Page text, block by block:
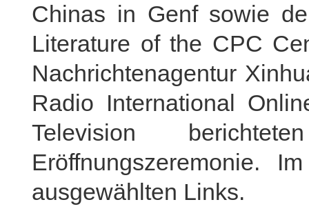
Chinas in Genf sowie
Literature of the CPC
Nachrichtenagentur
Radio International
Television
Eröffnungszeremonie.
ausgewählten Links.